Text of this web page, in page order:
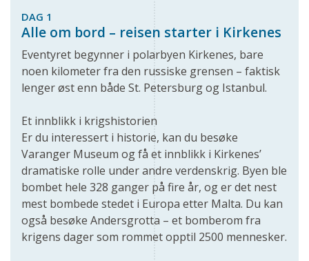
DAG 1
Alle om bord – reisen starter i Kirkenes
Eventyret begynner i polarbyen Kirkenes, bare
noen kilometer fra den russiske grensen – faktisk
lenger øst enn både St. Petersburg og Istanbul.
Et innblikk i krigshistorien
Er du interessert i historie, kan du besøke
Varanger Museum og få et innblikk i Kirkenes’
dramatiske rolle under andre verdenskrig. Byen ble
bombet hele 328 ganger på fire år, og er det nest
mest bombede stedet i Europa etter Malta. Du kan
også besøke Andersgrotta – et bomberom fra
krigens dager som rommet opptil 2500 mennesker.